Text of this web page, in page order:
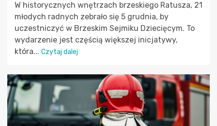
W historycznych wnętrzach brzeskiego Ratusza, 21
młodych radnych zebrało się 5 grudnia, by
uczestniczyć w Brzeskim Sejmiku Dziecięcym. To
wydarzenie jest częścią większej inicjatywy,
która... Czytaj dalej